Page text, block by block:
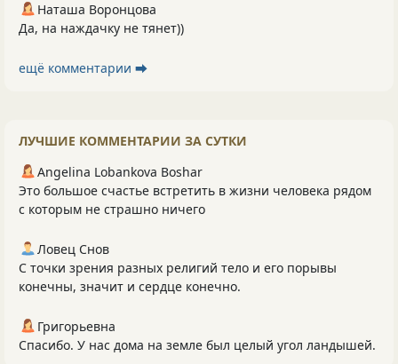
Наташа Воронцова
Да, на наждачку не тянет))
ещё комментарии ⮕
ЛУЧШИЕ КОММЕНТАРИИ ЗА СУТКИ
Angelina Lobankova Boshar
Это большое счастье встретить в жизни человека рядом
с которым не страшно ничего
Ловец Снов
С точки зрения разных религий тело и его порывы
конечны, значит и сердце конечно.
Григорьевна
Спасибо. У нас дома на земле был целый угол ландышей.